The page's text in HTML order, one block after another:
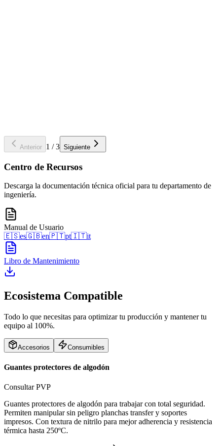
Anterior 1 /3 Siguiente
Centro de Recursos
Descarga la documentación técnica oficial para tu departamento de
ingeniería.
Manual de Usuario
🇪🇸es🇬🇧en🇵🇹pt🇮🇹it
Libro de Mantenimiento
Ecosistema Compatible
Todo lo que necesitas para optimizar tu producción y mantener tu
equipo al 100%.
Accesorios Consumibles
Guantes protectores de algodón
Consultar PVP
Guantes protectores de algodón para trabajar con total seguridad.
Permiten manipular sin peligro planchas transfer y soportes
impresos. Con textura de nitrilo para mejor adherencia y resistencia
térmica hasta 250ºC.